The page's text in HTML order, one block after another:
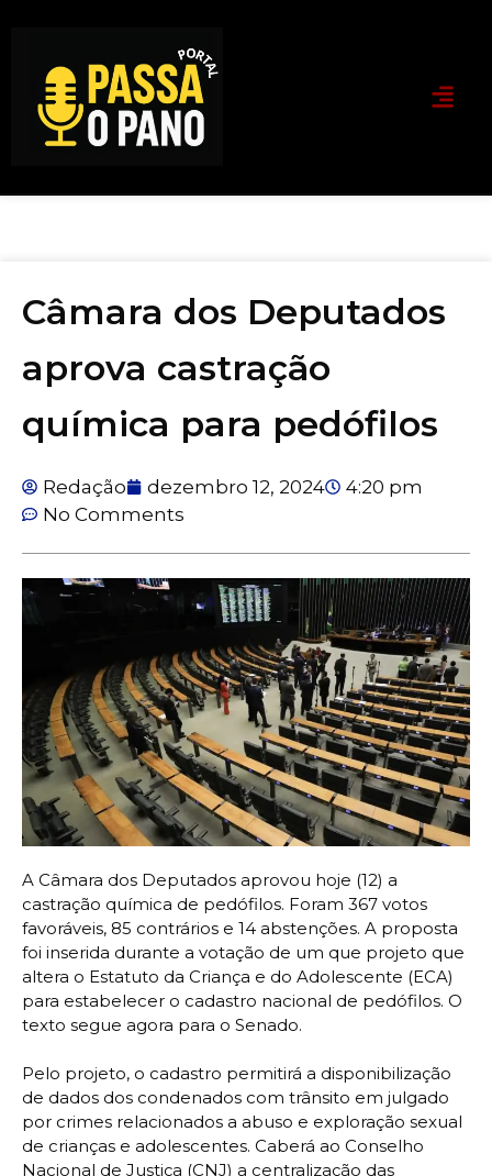
Câmara dos Deputados
aprova castração
química para pedófilos
Redação dezembro 12, 2024
4:20 pm
No Comments
A Câmara dos Deputados aprovou hoje (12) a
castração química de pedófilos. Foram 367 votos
favoráveis, 85 contrários e 14 abstenções. A proposta
foi inserida durante a votação de um que projeto que
altera o Estatuto da Criança e do Adolescente (ECA)
para estabelecer o cadastro nacional de pedófilos. O
texto segue agora para o Senado.
Pelo projeto, o cadastro permitirá a disponibilização
de dados dos condenados com trânsito em julgado
por crimes relacionados a abuso e exploração sexual
de crianças e adolescentes. Caberá ao Conselho
Nacional de Justiça (CNJ) a centralização das